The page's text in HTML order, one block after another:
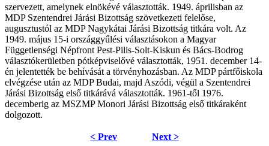
szervezett, amelynek elnökévé választották. 1949. áprilisban az
MDP Szentendrei Járási Bizottság szövetkezeti felelőse,
augusztustól az MDP Nagykátai Járási Bizottság titkára volt. Az
1949. május 15-i országgyűlési választásokon a Magyar
Függetlenségi Népfront Pest-Pilis-Solt-Kiskun és Bács-Bodrog
választókerületben pótképviselővé választották, 1951. december 14-
én jelentették be behívását a törvényhozásban. Az MDP pártfőiskola
elvégzése után az MDP Budai, majd Aszódi, végül a Szentendrei
Járási Bizottság első titkárává választották. 1961-től 1976.
decemberig az MSZMP Monori Járási Bizottság első titkáraként
dolgozott.
< Prev Next >